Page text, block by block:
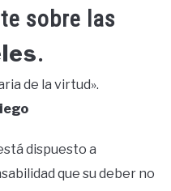
sobre las
.
de la virtud».
dispuesto a
que su deber no